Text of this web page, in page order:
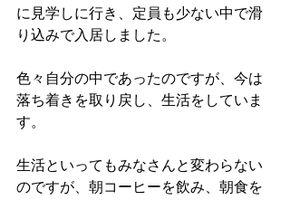
に見学しに行き、定員も少ない中で滑
り込みで入居しました。
色々自分の中であったのですが、今は
落ち着きを取り戻し、生活をしていま
す。
生活といってもみなさんと変わらない
のですが、朝コーヒーを飲み、朝食を